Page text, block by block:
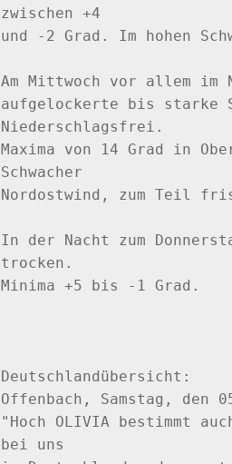
zwischen +4
und -2 Grad. Im hohen
Am Mittwoch vor allem im
aufgelockerte bis starke
Niederschlagsfrei.
Maxima von 14 Grad in
Schwacher
Nordostwind, zum Teil
In der Nacht zum
trocken.
Minima +5 bis -1 Grad.
Deutschlandübersicht:
Offenbach, Samstag, den
"Hoch OLIVIA bestimmt
bei uns